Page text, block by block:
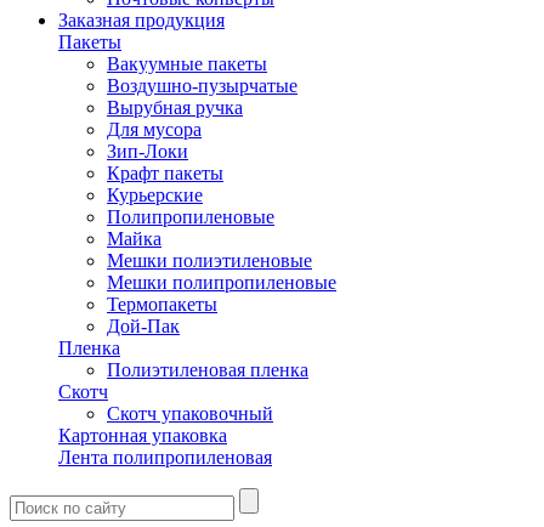
Заказная продукция
Пакеты
Вакуумные пакеты
Воздушно-пузырчатые
Вырубная ручка
Для мусора
Зип-Локи
Крафт пакеты
Курьерские
Полипропиленовые
Майка
Мешки полиэтиленовые
Мешки полипропиленовые
Термопакеты
Дой-Пак
Пленка
Полиэтиленовая пленка
Скотч
Скотч упаковочный
Картонная упаковка
Лента полипропиленовая